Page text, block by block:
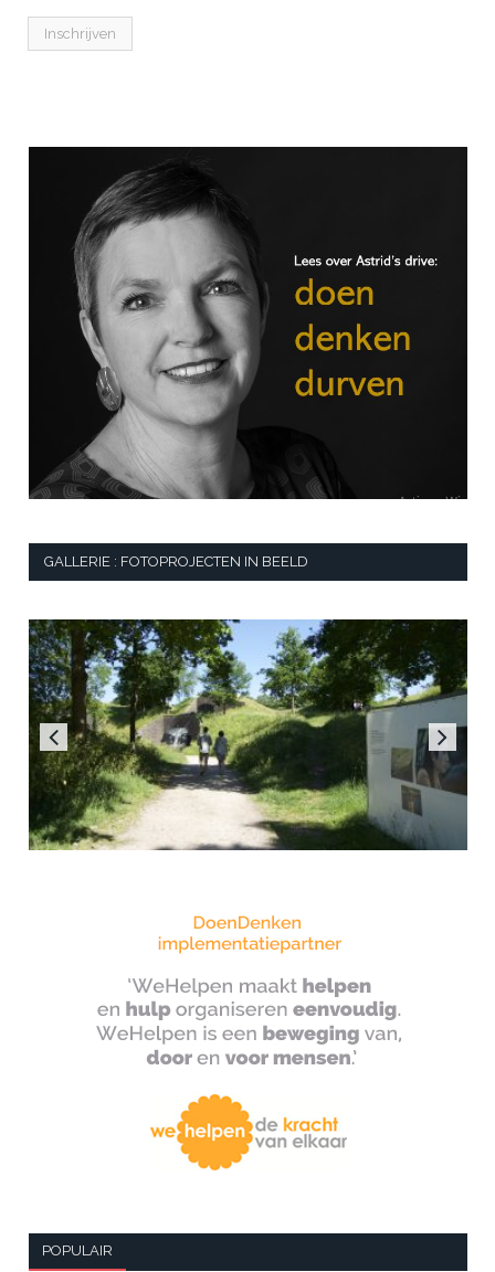
GALLERIE : FOTOPROJECTEN IN BEELD
POPULAIR